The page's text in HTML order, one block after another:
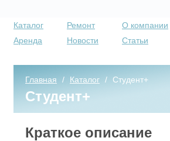
Каталог
Аренда
Ремонт
Новости
О компании
Статьи
Главная / Каталог / Студент+
Студент+
Краткое описание